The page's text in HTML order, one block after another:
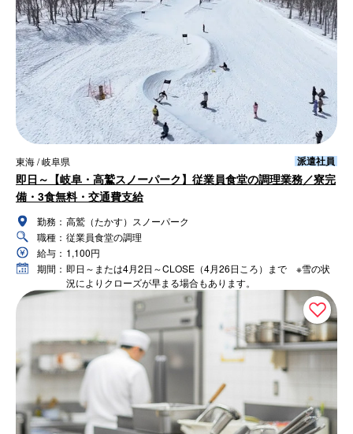
東海 / 岐阜県 派遣社員
即日～【岐阜・高鷲スノーパーク】従業員食堂の調理業務／寮完
備・3食無料・交通費支給
勤務： 高鷲（たかす）スノーパーク
職種： 従業員食堂の調理
給与： 1,100円
期間： 即日～または4月2日～CLOSE（4月26日ころ）まで ※雪の状
況によりクローズが早まる場合もあります。